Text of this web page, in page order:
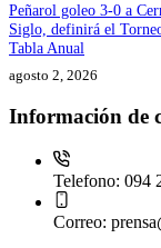
Peñarol goleo 3-0 a
Siglo, definirá el
Tabla Anual
agosto 2, 2026
Información de
Telefono: 094
Correo: